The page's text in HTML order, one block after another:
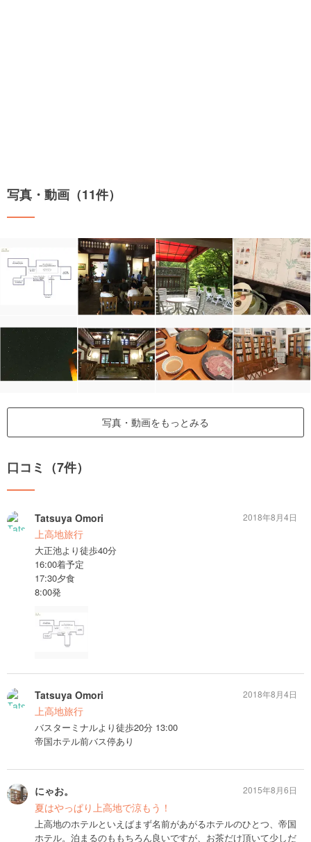
写真・動画（11件）
写真・動画をもっとみる
口コミ（7件）
Tatsuya Omori
上高地旅行
大正池より徒歩40分
16:00着予定
17:30夕食
8:00発
2018年8月4日
Tatsuya Omori
上高地旅行
バスターミナルより徒歩20分 13:00
帝国ホテル前バス停あり
2018年8月4日
にゃお。
夏はやっぱり上高地で涼もう！
上高地のホテルといえばまず名前があがるホテルのひとつ、帝国
ホテル。泊まるのももちろん良いですが、お茶だけ頂いて少しだ
2015年8月6日